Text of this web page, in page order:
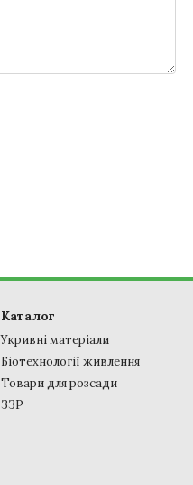
Каталог
Укривні матеріали
Біотехнології живлення
Товари для розсади
ЗЗР